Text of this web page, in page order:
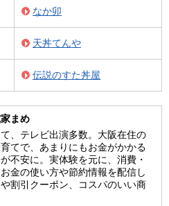
なか卯
天丼てんや
伝説のすた丼屋
まめ
、テレビ出演多数。大阪在住の
てで、あまりにもお金がかかる
不安に。実体験を元に、消費・
金の使い方や節約情報を配信し
割引クーポン、コスパのいい商